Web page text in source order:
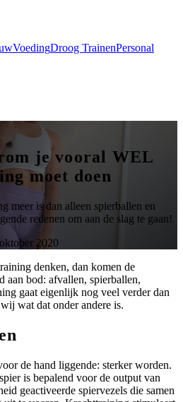
VoedingDroog TrainenPersonal
je vooral WEL
moet doen
meer is dan alleen spierballen en
redenen om aan de slag te gaan!
2020
denken, dan komen de
bod: afvallen, spierballen,
gaat eigenlijk nog veel verder dan
wat dat onder andere is.
de hand liggende: sterker worden.
is bepalend voor de output van
geactiveerde spiervezels die samen